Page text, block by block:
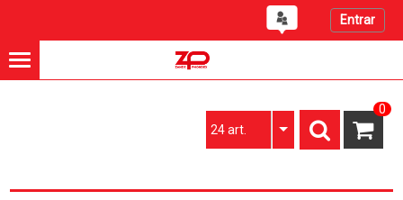
Entrar
0
24 art.